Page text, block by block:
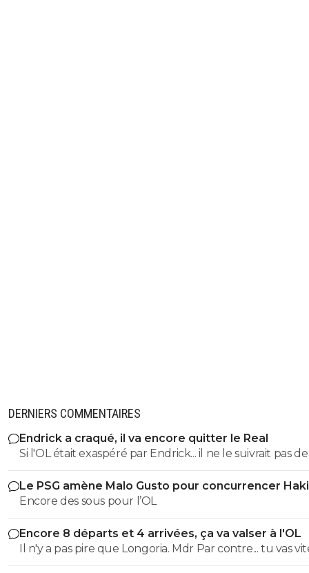
DERNIERS COMMENTAIRES
Endrick a craqué, il va encore quitter le Real
Si l'OL était exaspéré par Endrick... il ne le suivrait pas
près. Bref... Quand l'équipe sera complète... ce sera beaucoup
mieux.
Le PSG amène Malo Gusto pour concurrencer
Encore des sous pour l’OL
Encore 8 départs et 4 arrivées, ça va valser à l'OL
Il n'y a pas pire que Longoria. Mdr Par contre... tu vas vite
pleurer en voyant ta petite équipe sombrer. ^^